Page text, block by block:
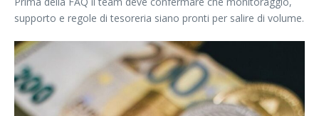
supporto e regole di tesoreria siano pronti per salire di volume.